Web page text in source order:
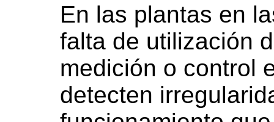
En las plantas en
falta de utilización
medición o control
detecten